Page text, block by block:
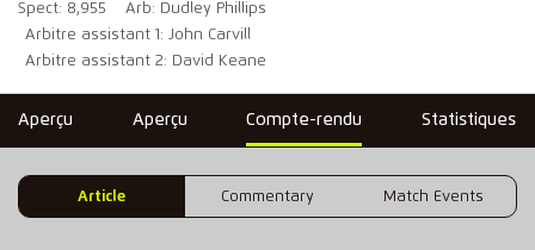
Spect: 8,955
Arb: Dudley Phillips
Arbitre assistant 1: John Carvill
Arbitre assistant 2: David Keane
Aperçu Aperçu Compte-rendu Statistiques
Article Commentary Match Events